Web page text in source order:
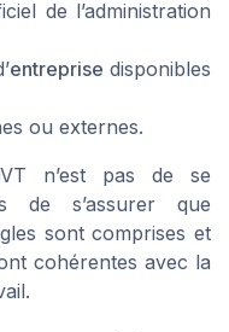
de l’administration
entreprise disponibles
ou externes.
n’est pas de se
de s’assurer que
sont comprises et
cohérentes avec la